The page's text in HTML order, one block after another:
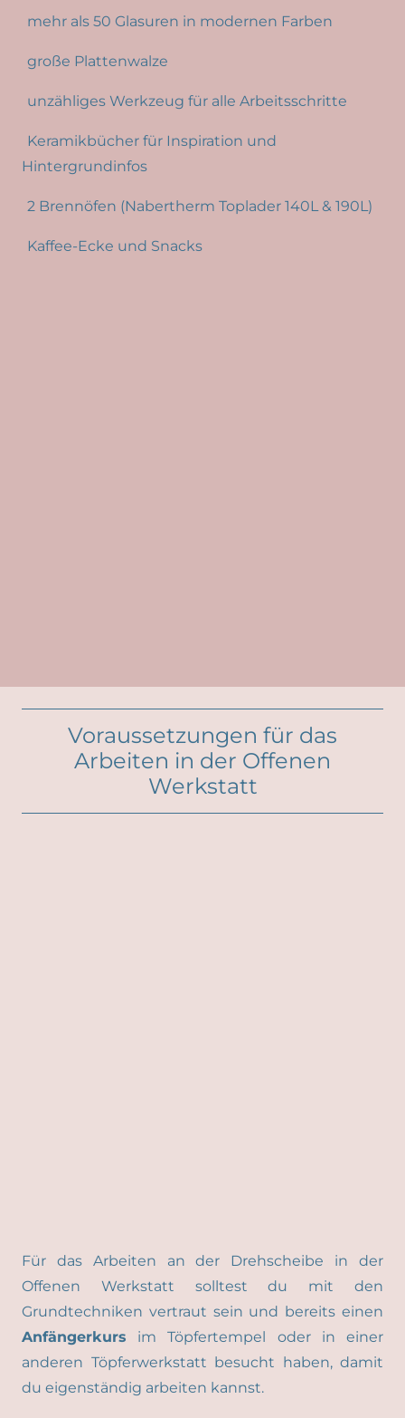
mehr als 50 Glasuren in modernen Farben
große Plattenwalze
unzähliges Werkzeug für alle Arbeitsschritte
Keramikbücher für Inspiration und
Hintergrundinfos
2 Brennöfen (Nabertherm Toplader 140L & 190L)
Kaffee-Ecke und Snacks
Voraussetzungen für das
Arbeiten in der Offenen
Werkstatt
Für das Arbeiten an der Drehscheibe in der
Offenen Werkstatt solltest du mit den
Grundtechniken vertraut sein und bereits einen
Anfängerkurs im Töpfertempel oder in einer
anderen Töpferwerkstatt besucht haben, damit
du eigenständig arbeiten kannst.